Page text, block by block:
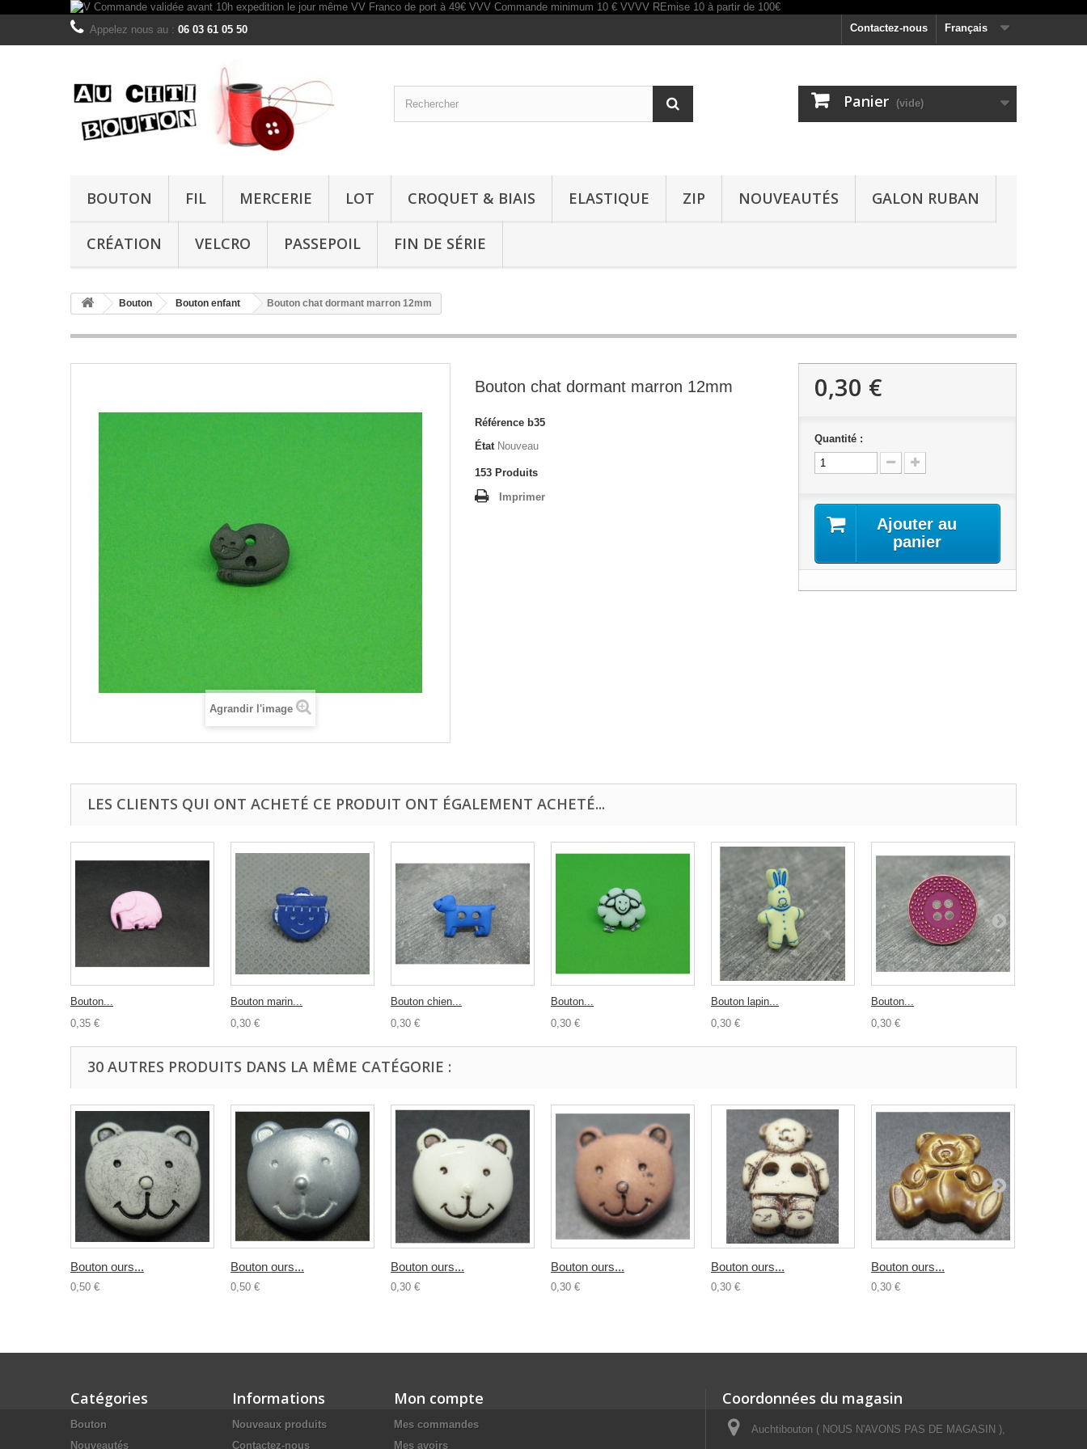
Français
Contactez-nous
Appelez nous au : 06 03 61 05 50
Panier (vide)
BOUTON FIL MERCERIE LOT CROQUET & BIAIS ELASTIQUE ZIP NOUVEAUTÉS GALON RUBAN
CRÉATION VELCRO PASSEPOIL FIN DE SÉRIE
Bouton Bouton enfant Bouton chat dormant marron 12mm
Agrandir l'image
Bouton chat dormant marron 12mm
Référence b35
État Nouveau
153 Produits
Imprimer
0,30 €
Quantité :
Ajouter au
panier
LES CLIENTS QUI ONT ACHETÉ CE PRODUIT ONT ÉGALEMENT ACHETÉ...
Bouton...
0,35 €
Bouton marin...
0,30 €
Bouton chien...
0,30 €
Bouton...
0,30 €
Bouton lapin...
0,30 €
Bouton...
0,30 €
30 AUTRES PRODUITS DANS LA MÊME CATÉGORIE :
Bouton ours...
0,50 €
Bouton ours...
0,50 €
Bouton ours...
0,30 €
Bouton ours...
0,30 €
Bouton ours...
0,30 €
Bouton ours...
0,30 €
Catégories
Bouton
Nouveautés
Informations
Nouveaux produits
Contactez-nous
Mon compte
Mes commandes
Mes avoirs
Coordonnées du magasin
Auchtibouton ( NOUS N'AVONS PAS DE MAGASIN ),